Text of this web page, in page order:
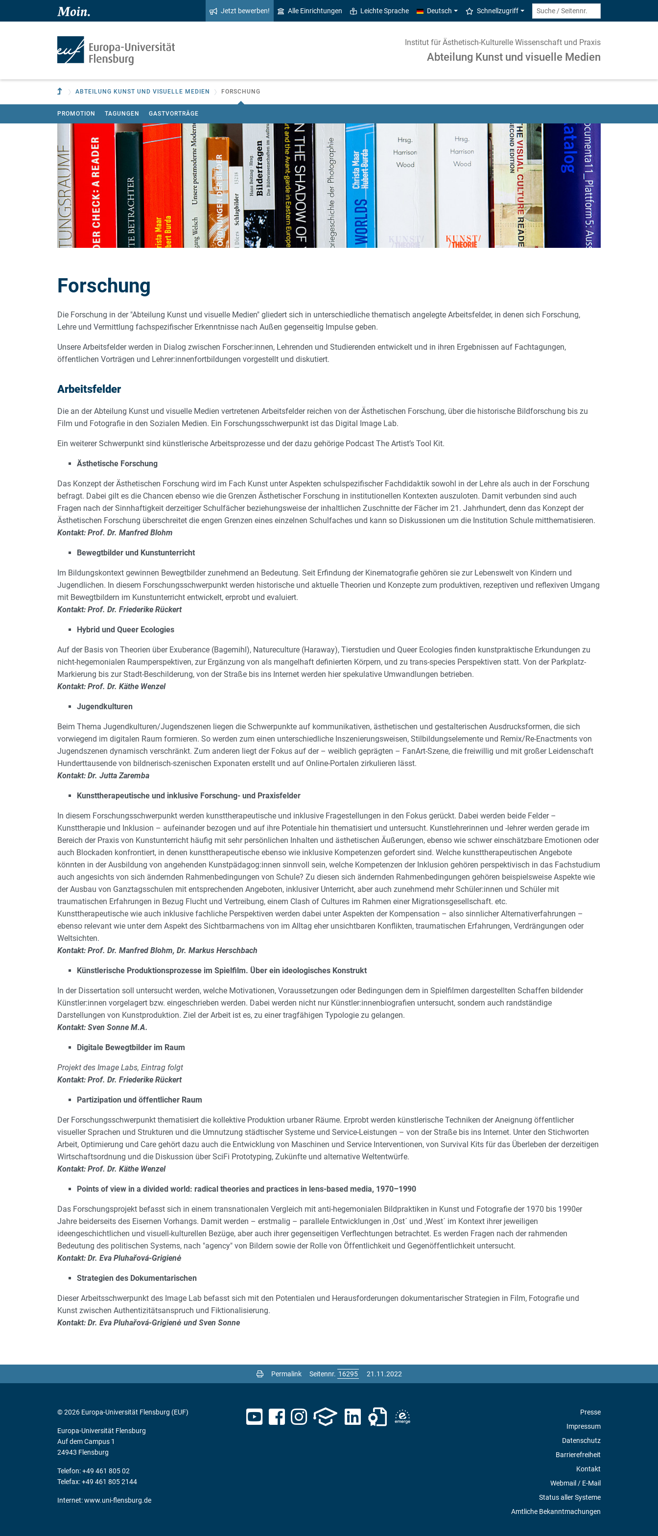
Zum Hauptinhalt springen
Zur Navigation springen
Jetzt bewerben! Alle Einrichtungen Leichte Sprache Deutsch Schnellzugriff
Institut für Ästhetisch-Kulturelle Wissenschaft und Praxis
Abteilung Kunst und visuelle Medien
Zur übergeordneten Einrichtung
ABTEILUNG KUNST UND VISUELLE MEDIEN FORSCHUNG
PROMOTION TAGUNGEN GASTVORTRÄGE
Forschung
Die Forschung in der "Abteilung Kunst und visuelle Medien" gliedert sich in unterschiedliche thematisch angelegte Arbeitsfelder, in denen sich Forschung,
Lehre und Vermittlung fachspezifischer Erkenntnisse nach Außen gegenseitig Impulse geben.
Unsere Arbeitsfelder werden in Dialog zwischen Forscher:innen, Lehrenden und Studierenden entwickelt und in ihren Ergebnissen auf Fachtagungen,
öffentlichen Vorträgen und Lehrer:innenfortbildungen vorgestellt und diskutiert.
Arbeitsfelder
Die an der Abteilung Kunst und visuelle Medien vertretenen Arbeitsfelder reichen von der Ästhetischen Forschung, über die historische Bildforschung bis zu
Film und Fotografie in den Sozialen Medien. Ein Forschungsschwerpunkt ist das Digital Image Lab.
Ein weiterer Schwerpunkt sind künstlerische Arbeitsprozesse und der dazu gehörige Podcast The Artist’s Tool Kit.
Ästhetische Forschung
Das Konzept der Ästhetischen Forschung wird im Fach Kunst unter Aspekten schulspezifischer Fachdidaktik sowohl in der Lehre als auch in der Forschung
befragt. Dabei gilt es die Chancen ebenso wie die Grenzen Ästhetischer Forschung in institutionellen Kontexten auszuloten. Damit verbunden sind auch
Fragen nach der Sinnhaftigkeit derzeitiger Schulfächer beziehungsweise der inhaltlichen Zuschnitte der Fächer im 21. Jahrhundert, denn das Konzept der
Ästhetischen Forschung überschreitet die engen Grenzen eines einzelnen Schulfaches und kann so Diskussionen um die Institution Schule mitthematisieren.
Kontakt: Prof. Dr. Manfred Blohm
Bewegtbilder und Kunstunterricht
Im Bildungskontext gewinnen Bewegtbilder zunehmend an Bedeutung. Seit Erfindung der Kinematografie gehören sie zur Lebenswelt von Kindern und
Jugendlichen. In diesem Forschungsschwerpunkt werden historische und aktuelle Theorien und Konzepte zum produktiven, rezeptiven und reflexiven Umgang
mit Bewegtbildern im Kunstunterricht entwickelt, erprobt und evaluiert.
Kontakt: Prof. Dr. Friederike Rückert
Hybrid und Queer Ecologies
Auf der Basis von Theorien über Exuberance (Bagemihl), Natureculture (Haraway), Tierstudien und Queer Ecologies finden kunstpraktische Erkundungen zu
nicht-hegemonialen Raumperspektiven, zur Ergänzung von als mangelhaft definierten Körpern, und zu trans-species Perspektiven statt. Von der Parkplatz-
Markierung bis zur Stadt-Beschilderung, von der Straße bis ins Internet werden hier spekulative Umwandlungen betrieben.
Kontakt: Prof. Dr. Käthe Wenzel
Jugendkulturen
Beim Thema Jugendkulturen/Jugendszenen liegen die Schwerpunkte auf kommunikativen, ästhetischen und gestalterischen Ausdrucksformen, die sich
vorwiegend im digitalen Raum formieren. So werden zum einen unterschiedliche Inszenierungsweisen, Stilbildungselemente und Remix/Re-Enactments von
Jugendszenen dynamisch verschränkt. Zum anderen liegt der Fokus auf der – weiblich geprägten – FanArt-Szene, die freiwillig und mit großer Leidenschaft
Hunderttausende von bildnerisch-szenischen Exponaten erstellt und auf Online-Portalen zirkulieren lässt.
Kontakt: Dr. Jutta Zaremba
Kunsttherapeutische und inklusive Forschung- und Praxisfelder
In diesem Forschungsschwerpunkt werden kunsttherapeutische und inklusive Fragestellungen in den Fokus gerückt. Dabei werden beide Felder –
Kunsttherapie und Inklusion – aufeinander bezogen und auf ihre Potentiale hin thematisiert und untersucht. Kunstlehrerinnen und -lehrer werden gerade im
Bereich der Praxis von Kunstunterricht häufig mit sehr persönlichen Inhalten und ästhetischen Äußerungen, ebenso wie schwer einschätzbare Emotionen oder
auch Blockaden konfrontiert, in denen kunsttherapeutische ebenso wie inklusive Kompetenzen gefordert sind. Welche kunsttherapeutischen Angebote
könnten in der Ausbildung von angehenden Kunstpädagog:innen sinnvoll sein, welche Kompetenzen der Inklusion gehören perspektivisch in das Fachstudium
auch angesichts von sich ändernden Rahmenbedingungen von Schule? Zu diesen sich ändernden Rahmenbedingungen gehören beispielsweise Aspekte wie
der Ausbau von Ganztagsschulen mit entsprechenden Angeboten, inklusiver Unterricht, aber auch zunehmend mehr Schüler:innen und Schüler mit
traumatischen Erfahrungen in Bezug Flucht und Vertreibung, einem Clash of Cultures im Rahmen einer Migrationsgesellschaft. etc.
Kunsttherapeutische wie auch inklusive fachliche Perspektiven werden dabei unter Aspekten der Kompensation – also sinnlicher Alternativerfahrungen –
ebenso relevant wie unter dem Aspekt des Sichtbarmachens von im Alltag eher unsichtbaren Konflikten, traumatischen Erfahrungen, Verdrängungen oder
Weltsichten.
Kontakt: Prof. Dr. Manfred Blohm, Dr. Markus Herschbach
Künstlerische Produktionsprozesse im Spielfilm. Über ein ideologisches Konstrukt
In der Dissertation soll untersucht werden, welche Motivationen, Voraussetzungen oder Bedingungen dem in Spielfilmen dargestellten Schaffen bildender
Künstler:innen vorgelagert bzw. eingeschrieben werden. Dabei werden nicht nur Künstler:innenbiografien untersucht, sondern auch randständige
Darstellungen von Kunstproduktion. Ziel der Arbeit ist es, zu einer tragfähigen Typologie zu gelangen.
Kontakt: Sven Sonne M.A.
Digitale Bewegtbilder im Raum
Projekt des Image Labs, Eintrag folgt
Kontakt: Prof. Dr. Friederike Rückert
Partizipation und öffentlicher Raum
Der Forschungsschwerpunkt thematisiert die kollektive Produktion urbaner Räume. Erprobt werden künstlerische Techniken der Aneignung öffentlicher
visueller Sprachen und Strukturen und die Umnutzung städtischer Systeme und Service-Leistungen – von der Straße bis ins Internet. Unter den Stichworten
Arbeit, Optimierung und Care gehört dazu auch die Entwicklung von Maschinen und Service Interventionen, von Survival Kits für das Überleben der derzeitigen
Wirtschaftsordnung und die Diskussion über SciFi Prototyping, Zukünfte und alternative Weltentwürfe.
Kontakt: Prof. Dr. Käthe Wenzel
Points of view in a divided world: radical theories and practices in lens-based media, 1970–1990
Das Forschungsprojekt befasst sich in einem transnationalen Vergleich mit anti-hegemonialen Bildpraktiken in Kunst und Fotografie der 1970 bis 1990er
Jahre beiderseits des Eisernen Vorhangs. Damit werden – erstmalig – parallele Entwicklungen in ‚Ost´ und ‚West´ im Kontext ihrer jeweiligen
ideengeschichtlichen und visuell-kulturellen Bezüge, aber auch ihrer gegenseitigen Verflechtungen betrachtet. Es werden Fragen nach der rahmenden
Bedeutung des politischen Systems, nach "agency" von Bildern sowie der Rolle von Öffentlichkeit und Gegenöffentlichkeit untersucht.
Kontakt: Dr. Eva Pluhařová-Grigienė
Strategien des Dokumentarischen
Dieser Arbeitsschwerpunkt des Image Lab befasst sich mit den Potentialen und Herausforderungen dokumentarischer Strategien in Film, Fotografie und
Kunst zwischen Authentizitätsanspruch und Fiktionalisierung.
Kontakt: Dr. Eva Pluhařová-Grigienė und Sven Sonne
Permalink Seitennr. 21.11.2022
Presse
Impressum
Datenschutz
Barrierefreiheit
Kontakt
Webmail / E-Mail
Status aller Systeme
Amtliche Bekanntmachungen
© 2026 Europa-Universität Flensburg (EUF)
Europa-Universität Flensburg
Auf dem Campus 1
24943 Flensburg
Telefon: +49 461 805 02
Telefax: +49 461 805 2144
Internet:www.uni-flensburg.de